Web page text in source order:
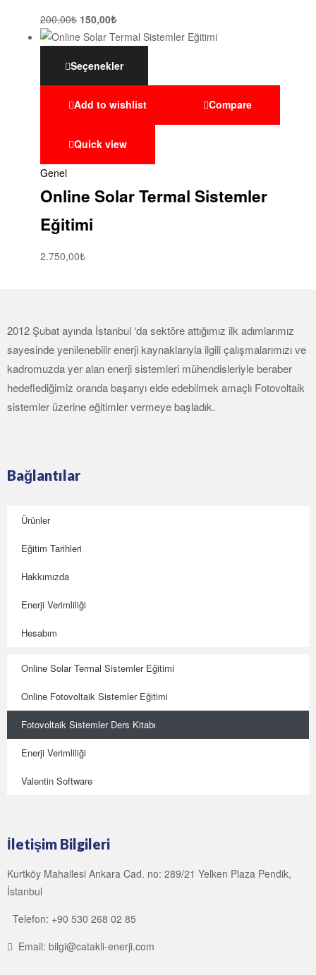
200,00₺ 150,00₺
Seçenekler
Add to wishlist Compare
Quick view
Genel
Online Solar Termal Sistemler
Eğitimi
2.750,00₺
2012 Şubat ayında İstanbul ‘da sektöre attığımız ilk adımlarımız
sayesinde yenilenebilir enerji kaynaklarıyla ilgili çalışmalarımızı ve
kadromuzda yer alan enerji sistemleri mühendisleriyle beraber
hedeflediğimiz oranda başarıyı elde edebilmek amaçlı Fotovoltaik
sistemler üzerine eğitimler vermeye başladık.
Bağlantılar
Ürünler
Eğitim Tarihleri
Hakkımızda
Enerji Verimliliği
Hesabım
Online Solar Termal Sistemler Eğitimi
Online Fotovoltaik Sistemler Eğitimi
Fotovoltaik Sistemler Ders Kitabı
Enerji Verimliliği
Valentin Software
İletişim Bilgileri
Kurtköy Mahallesi Ankara Cad. no: 289/21 Yelken Plaza Pendik,
İstanbul
Telefon: +90 530 268 02 85
Email: bilgi@catakli-enerji.com